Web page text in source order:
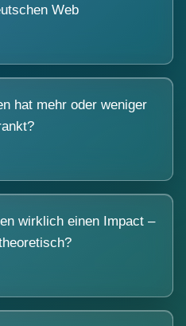
Web
hat mehr oder weniger
wirklich einen Impact –